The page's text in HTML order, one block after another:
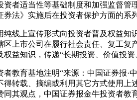
者适当性等基础制度和加强监督
法》实施后在投资者保护方面的系
上宣传形式向投资者普及权益知
上市公司在履行社会责任、复工
益知识，传递“长期投资、价值投
教育基地注明“来源：中国证券报
转载、摘编或利用其它方式使用
其观点，中国证券报金牛投资者教